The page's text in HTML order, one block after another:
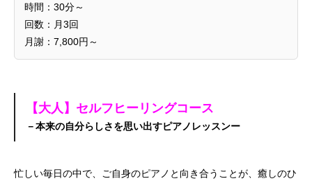
時間：30分～
回数：月3回
月謝：7,800円～
【大人】セルフヒーリングコース
－本来の自分らしさを思い出すピアノレッスンー
忙しい毎日の中で、ご自身のピアノと向き合うことが、癒しのひ